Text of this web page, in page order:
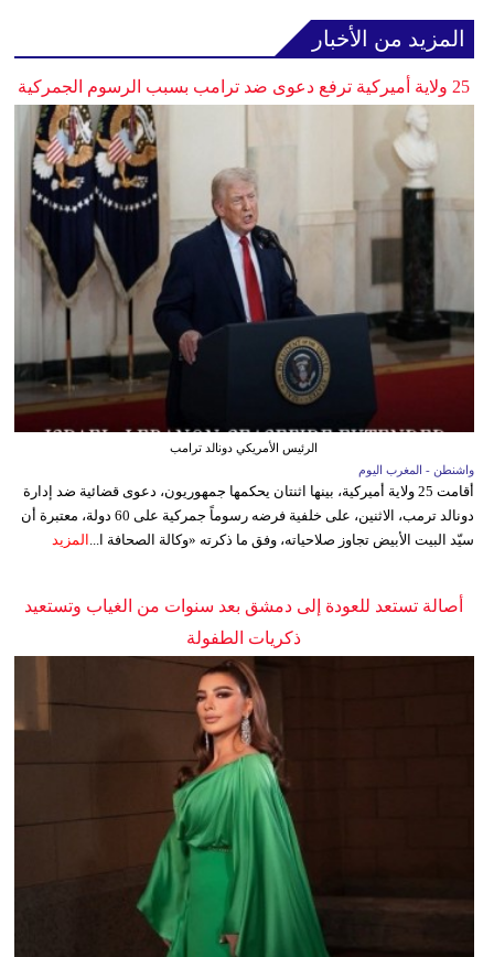
المزيد من الأخبار
25 ولاية أميركية ترفع دعوى ضد ترامب بسبب الرسوم الجمركية
الرئيس الأمريكي دونالد ترامب
واشنطن - المغرب اليوم
أقامت 25 ولاية أميركية، بينها اثنتان يحكمها جمهوريون، دعوى قضائية ضد إدارة
دونالد ترمب، الاثنين، على خلفية فرضه رسوماً جمركية على 60 دولة، معتبرة أن
سيّد البيت الأبيض تجاوز صلاحياته، وفق ما ذكرته «وكالة الصحافة ا... المزيد
أصالة تستعد للعودة إلى دمشق بعد سنوات من الغياب وتستعيد
ذكريات الطفولة